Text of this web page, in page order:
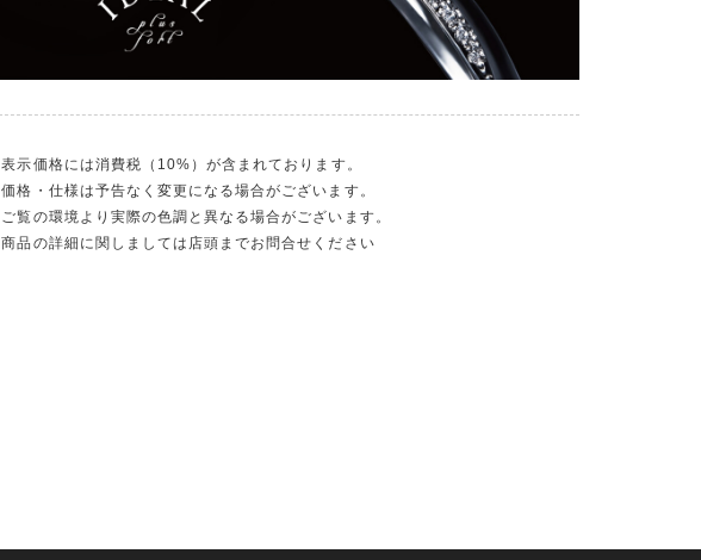
表示価格には消費税（10%）が含まれております。
価格・仕様は予告なく変更になる場合がございます。
ご覧の環境より実際の色調と異なる場合がございます。
商品の詳細に関しましては店頭までお問合せください